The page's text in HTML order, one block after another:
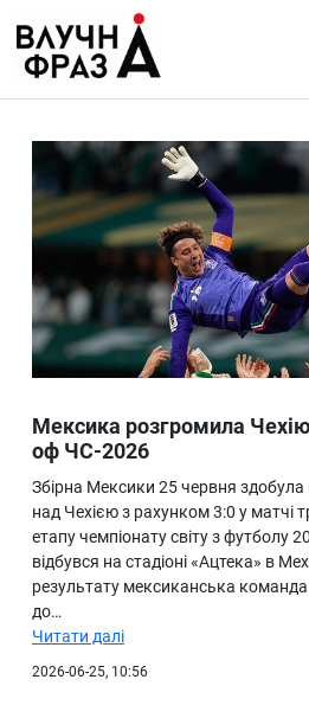
содержимому
Гроші
Життя
Лайфстайл
ТехноНаука
Людина
Ukraine
Про нас
Мексика розгромила
оф ЧС-2026
Збірна Мексики 25 червня
над Чехією з рахунком 3:0 у матчі
етапу чемпіонату світу з футболу
відбувся на стадіоні «Ацтека» в
результату мексиканська команда
до…
Читати далі
2026-06-25, 10:56